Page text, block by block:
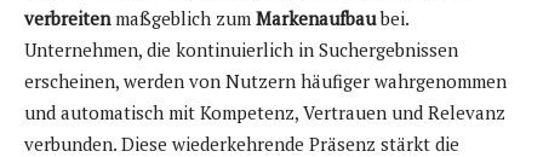
verbreiten maßgeblich zum Markenaufbaubei.
Unternehmen, die kontinuierlich in Suchergebnissen
erscheinen, werden von Nutzern häufiger wahrgenommen
und automatisch mit Kompetenz, Vertrauen und Relevanz
verbunden. Diese wiederkehrende Präsenz stärkt die